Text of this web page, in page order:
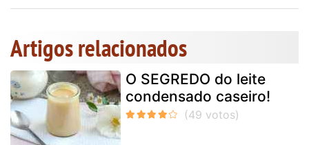
Artigos relacionados
O SEGREDO do leite
condensado caseiro!